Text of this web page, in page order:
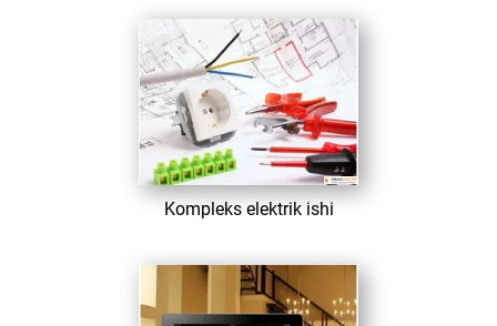
​ Kompleks elektrik ishi